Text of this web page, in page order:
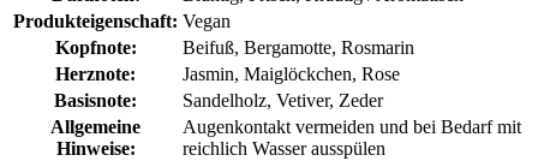
Produkteigenschaft: Vegan
Kopfnote:
Beifuß, Bergamotte, Rosmarin
Herznote:
Jasmin, Maiglöckchen, Rose
Basisnote:
Sandelholz, Vetiver, Zeder
Allgemeine
Hinweise:
Augenkontakt vermeiden und bei Bedarf mit
reichlich Wasser ausspülen